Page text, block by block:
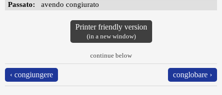
Passato: avendo congiurato
Printer friendly version
(in a new window)
continue below
‹ congiungere conglobare ›